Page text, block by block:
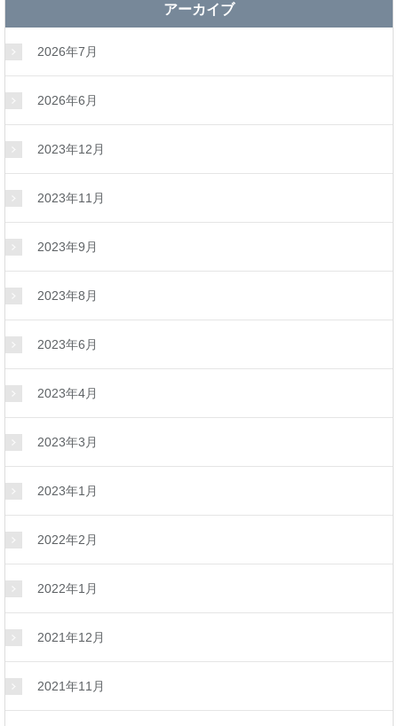
アーカイブ
2026年7月
2026年6月
2023年12月
2023年11月
2023年9月
2023年8月
2023年6月
2023年4月
2023年3月
2023年1月
2022年2月
2022年1月
2021年12月
2021年11月